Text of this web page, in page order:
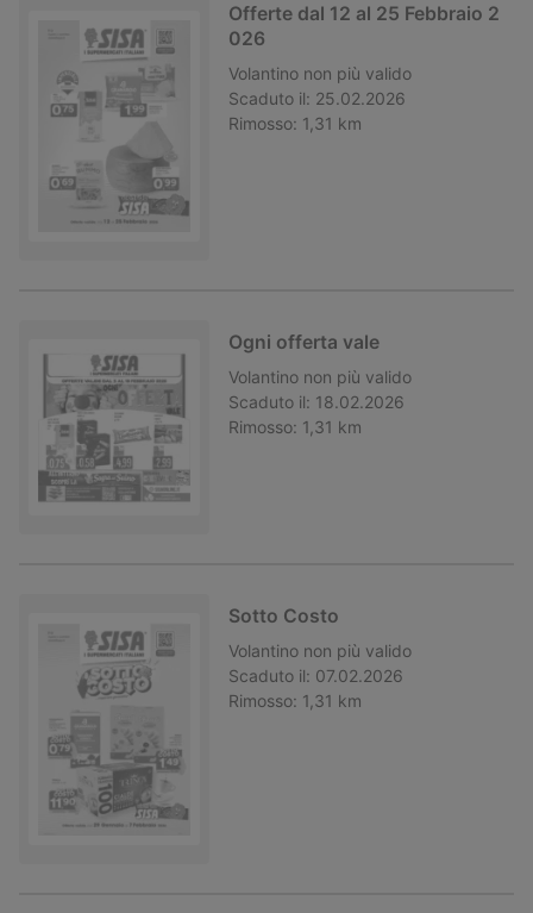
Offerte dal 12 al 25 Febbraio 2
026
Volantino non più valido
Scaduto il: 25.02.2026
Rimosso: 1,31 km
Ogni offerta vale
Volantino non più valido
Scaduto il: 18.02.2026
Rimosso: 1,31 km
Sotto Costo
Volantino non più valido
Scaduto il: 07.02.2026
Rimosso: 1,31 km